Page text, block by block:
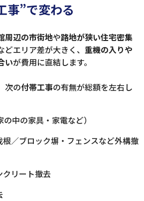
事”で変わる
周辺の市街地や路地が狭い住宅密集
どエリア差が大きく、 重機の入りや
いが費用に直結します。
次の付帯工事の有無が総額を左右し
中の家具・家電など）
根／ブロック塀・フェンスなど外構撤
クリート撤去